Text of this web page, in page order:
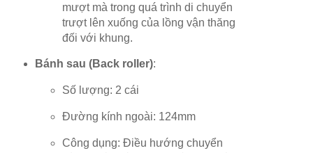
mượt mà trong quá trình di chuyển
trượt lên xuống của lồng vận thăng
đối với khung.
Bánh sau (Back roller):
Số lượng: 2 cái
Đường kính ngoài: 124mm
Công dụng: Điều hướng chuyển